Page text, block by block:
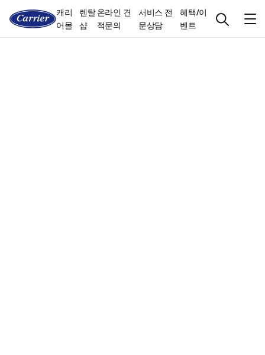
캐리
어몰
렌탈
샵
온라인 견
적문의
서비스 전
문상담
혜택/이
벤트